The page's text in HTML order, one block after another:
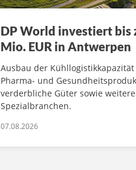
DP World investiert bis
Mio. EUR in Antwerpen
Ausbau der
Pharma- und
verderbliche Güter sowie weitere
Spezialbranchen.
07.08.2026